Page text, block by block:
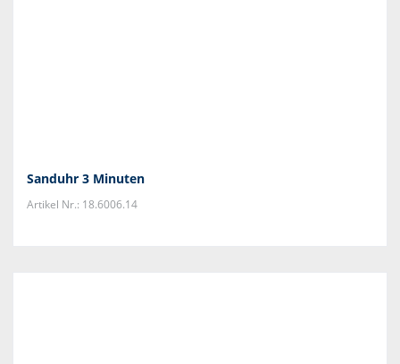
Sanduhr 3 Minuten
Artikel Nr.: 18.6006.14